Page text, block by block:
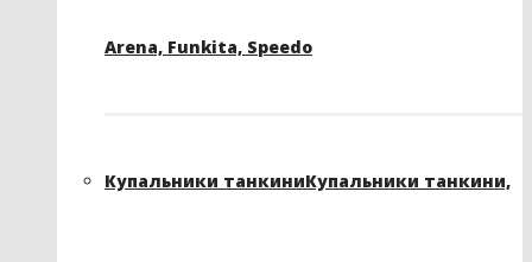
Arena, Funkita, Speedo
Купальники танкиниКупальники танкини,